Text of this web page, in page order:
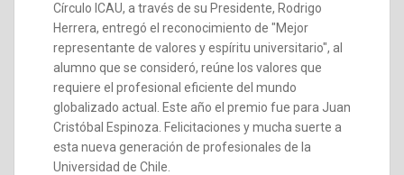
Círculo ICAU, a través de su Presidente, Rodrigo
Herrera, entregó el reconocimiento de "Mejor
representante de valores y espíritu universitario", al
alumno que se consideró, reúne los valores que
requiere el profesional eficiente del mundo
globalizado actual. Este año el premio fue para Juan
Cristóbal Espinoza. Felicitaciones y mucha suerte a
esta nueva generación de profesionales de la
Universidad de Chile.